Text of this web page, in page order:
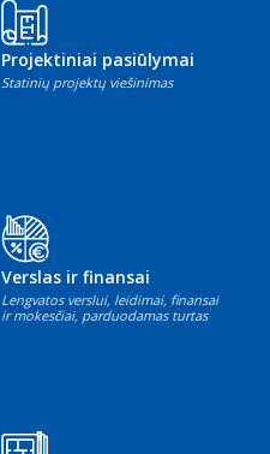
Projektiniai pasiūlymai
Statinių projektų viešinimas
Verslas ir finansai
Lengvatos verslui, leidimai, finansai
ir mokesčiai, parduodamas turtas